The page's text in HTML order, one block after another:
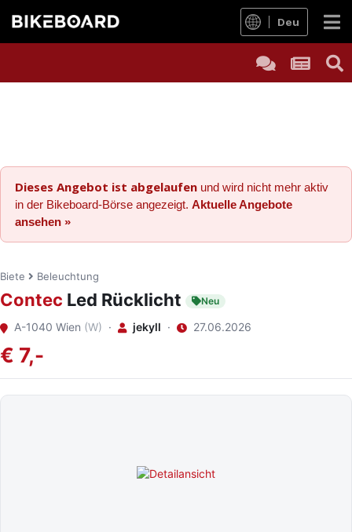
Deu
Dieses Angebot ist abgelaufen und wird nicht mehr aktiv
in der Bikeboard-Börse angezeigt. Aktuelle Angebote
ansehen »
Biete Beleuchtung
Contec Led Rücklicht Neu
A-1040 Wien (W) · jekyll · 27.06.2026
€ 7,-